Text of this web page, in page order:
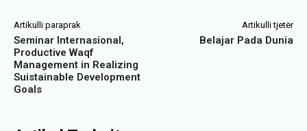
Artikulli paraprak
Seminar Internasional,
Productive Waqf
Management in Realizing
Suistainable Development
Goals
Artikulli tjetër
Belajar Pada Dunia